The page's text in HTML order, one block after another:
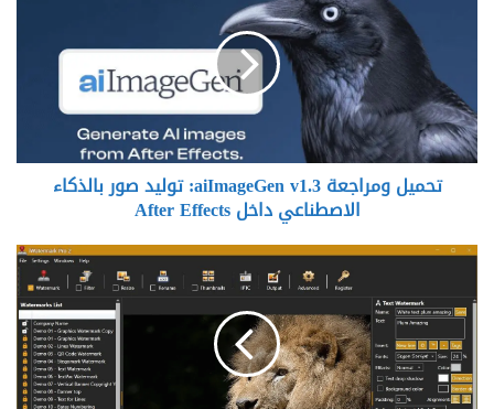
aiImageGen
صور
بالذكاء
الاصطناعي
داخل
تحميل ومراجعة aiImageGen v1.3: توليد صور بالذكاء
الاصطناعي داخل After Effects
تحميل
iWatermark
Pro
v4.0.34
كامل